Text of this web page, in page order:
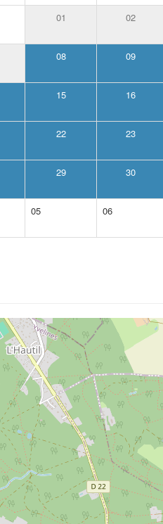
01 02
08 09
15 16
22 23
29 30
05 06